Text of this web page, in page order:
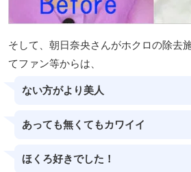
そして、朝日奈央さんがホクロの除去
てファン等からは、
ない方がより美人
あっても無くてもカワイイ
ほくろ好きでした！